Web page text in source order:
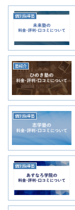
個別指導塾
塾紹介
個別指導塾
個別指導塾